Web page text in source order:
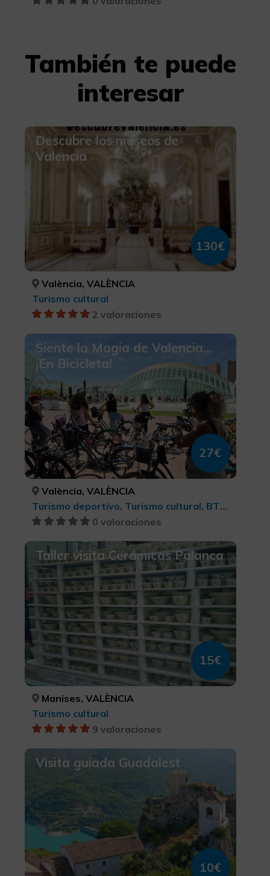
También te puede
interesar
Descubre los museos de
Valencia
130€
València, VALÈNCIA
Turismo cultural
2 valoraciones
Siente la Magia de Valencia...
¡En Bicicleta!
27€
València, VALÈNCIA
Turismo deportivo, Turismo cultural, BTT, cicloturismo y ciclismo
0 valoraciones
Taller visita Cerámicas Palanca
15€
Manises, VALÈNCIA
Turismo cultural
9 valoraciones
Visita guiada Guadalest
10€